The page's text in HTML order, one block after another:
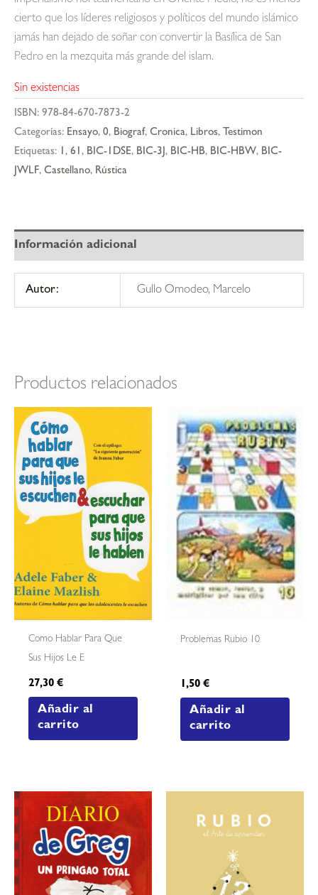
cierto que los líderes religiosos y políticos del mundo islá­mico
jamás han dejado de soñar con convertir la Basílica de San
Pedro en la mezquita más grande del islam.
Sin existencias
ISBN: 978-84-670-7873-2
Categorías: Ensayo, 0, Biograf, Cronica, Libros, Testimon
Etiquetas: 1 , 61 , BIC-1DSE, BIC-3J , BIC-HB, BIC-HBW, BIC-
JWLF, Castellano, Rústica
Información adicional
Autor: Gullo Omodeo, Marcelo
Productos relacionados
Como Hablar Para Que
Sus Hijos Le E
27,30€
Añadir al
carrito
Problemas Rubio 10
1,50€
Añadir al
carrito